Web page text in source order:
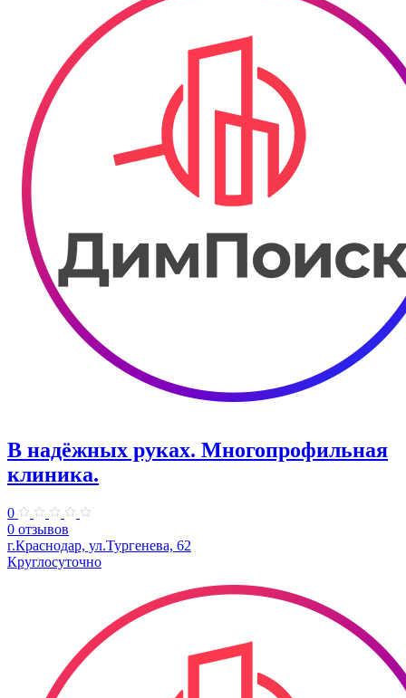
В надёжных руках. Многопрофильная
клиника.
0
0 отзывов
г.Краснодар, ул.Тургенева, 62
Круглосуточно